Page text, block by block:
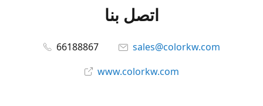
اتصل بنا
66188867
sales@colorkw.com
www.colorkw.com